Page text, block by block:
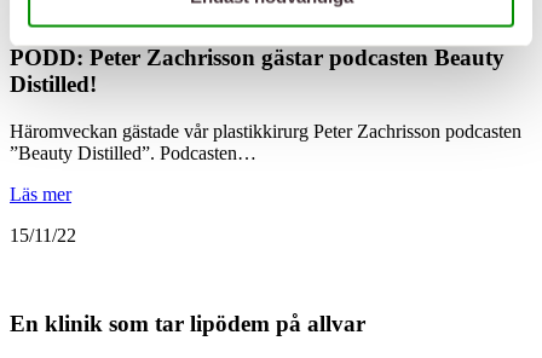
PODD: Peter Zachrisson gästar podcasten Beauty
Distilled!
Häromveckan gästade vår plastikkirurg Peter Zachrisson podcasten
”Beauty Distilled”. Podcasten…
Läs mer
15/11/22
En klinik som tar lipödem på allvar